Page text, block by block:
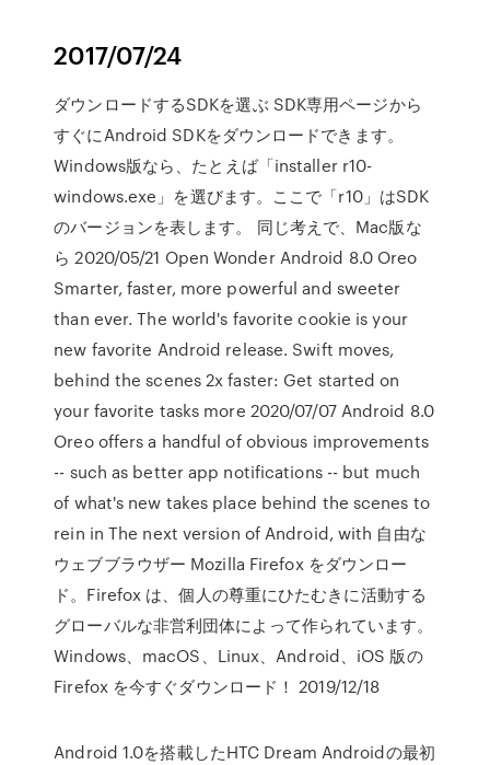
2017/07/24
ダウンロードするSDKを選ぶ SDK専用ページから
すぐにAndroid SDKをダウンロードできます。
Windows版なら、たとえば「installer r10-
windows.exe」を選びます。ここで「r10」はSDK
のバージョンを表します。 同じ考えで、Mac版な
ら 2020/05/21 Open Wonder Android 8.0 Oreo
Smarter, faster, more powerful and sweeter
than ever. The world's favorite cookie is your
new favorite Android release. Swift moves,
behind the scenes 2x faster: Get started on
your favorite tasks more 2020/07/07 Android 8.0
Oreo offers a handful of obvious improvements
-- such as better app notifications -- but much
of what's new takes place behind the scenes to
rein in The next version of Android, with 自由な
ウェブブラウザー Mozilla Firefox をダウンロー
ド。Firefox は、個人の尊重にひたむきに活動する
グローバルな非営利団体によって作られています。
Windows、macOS、Linux、Android、iOS 版の
Firefox を今すぐダウンロード！ 2019/12/18
Android 1.0を搭載したHTC Dream Androidの最初